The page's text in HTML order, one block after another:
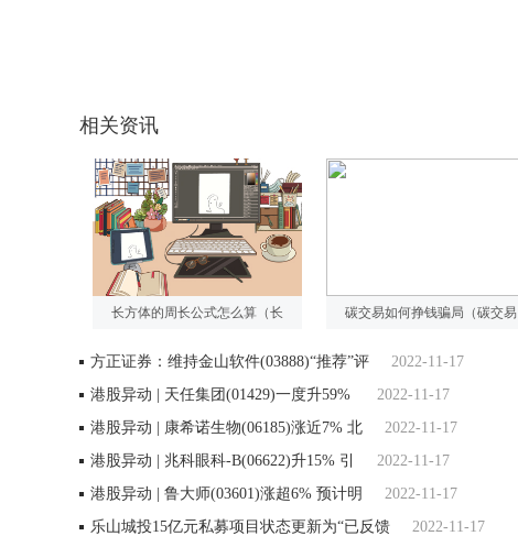
相关资讯
长方体的周长公式怎么算（长 碳交易如何挣钱骗局（碳交易
方正证券：维持金山软件(03888)“推荐”评
2022-11-17
港股异动 | 天任集团(01429)一度升59%
2022-11-17
港股异动 | 康希诺生物(06185)涨近7% 北
2022-11-17
港股异动 | 兆科眼科-B(06622)升15% 引
2022-11-17
港股异动 | 鲁大师(03601)涨超6% 预计明
2022-11-17
乐山城投15亿元私募项目状态更新为“已反馈
2022-11-17